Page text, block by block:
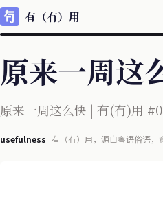
有（冇）用
原来一周这
原来一周这么快 | 有(冇)用
usefulness 有（冇）用，源自粤语俗语，